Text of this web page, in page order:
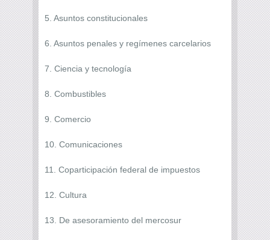
5. Asuntos constitucionales
6. Asuntos penales y regímenes carcelarios
7. Ciencia y tecnología
8. Combustibles
9. Comercio
10. Comunicaciones
11. Coparticipación federal de impuestos
12. Cultura
13. De asesoramiento del mercosur